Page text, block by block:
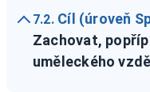
7.2. Cíl (úroveň
Zachovat,
uměleckého